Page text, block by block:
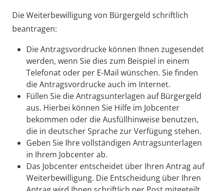
Die Weiterbewilligung von Bürgergeld schriftlich
beantragen:
Die Antragsvordrucke können Ihnen zugesendet
werden, wenn Sie dies zum Beispiel in einem
Telefonat oder per E-Mail wünschen. Sie finden
die Antragsvordrucke auch im Internet.
Füllen Sie die Antragsunterlagen auf Bürgergeld
aus. Hierbei können Sie Hilfe im Jobcenter
bekommen oder die Ausfüllhinweise benutzen,
die in deutscher Sprache zur Verfügung stehen.
Geben Sie Ihre vollständigen Antragsunterlagen
in Ihrem Jobcenter ab.
Das Jobcenter entscheidet über Ihren Antrag auf
Weiterbewilligung. Die Entscheidung über Ihren